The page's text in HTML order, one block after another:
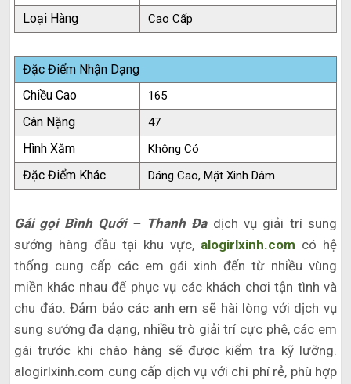
Loại Hàng Cao Cấp
Đặc Điểm Nhận Dạng
Chiều Cao
165
Cân Nặng 47
Hình Xăm Không Có
Đặc Điểm Khác Dáng Cao, Mặt Xinh Dâm
Gái gọi Bình Quới – Thanh Đa dịch vụ giải trí sung
sướng hàng đầu tại khu vực, alogirlxinh.com có hệ
thống cung cấp các em gái xinh đến từ nhiều vùng
miền khác nhau để phục vụ các khách chơi tận tình và
chu đáo. Đảm bảo các anh em sẽ hài lòng với dịch vụ
sung sướng đa dạng, nhiều trò giải trí cực phê, các em
gái trước khi chào hàng sẽ được kiểm tra kỹ lưỡng.
alogirlxinh.com cung cấp dịch vụ với chi phí rẻ, phù hợp